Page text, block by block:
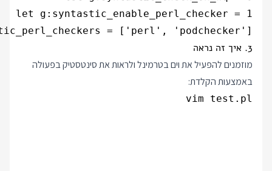
= ['perl', 'podchecker']
3. איך זה נראה
מוזמנים להפעיל את וים בטרמינל ולראות את סינטסטיק בפעולה
באמצעות הקלדת:
vim test.pl